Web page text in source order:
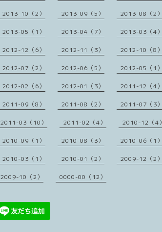
2013-10（2） 2013-09（5） 2013-08（2）
2013-05（1） 2013-04（7） 2013-03（4）
2012-12（6） 2012-11（3） 2012-10（8）
2012-07（2） 2012-06（5） 2012-05（1）
2012-02（6） 2012-01（3） 2011-12（4）
2011-09（8） 2011-08（2） 2011-07（3）
2011-03（10） 2011-02（4） 2010-12（4）
2010-09（1） 2010-08（3） 2010-06（1）
2010-03（1） 2010-01（2） 2009-12（2）
2009-10（2） 0000-00（12）